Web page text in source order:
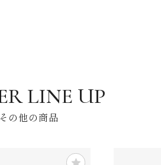
その他の商品